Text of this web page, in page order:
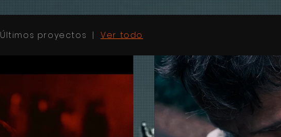
Últimos proyectos |Ver todo